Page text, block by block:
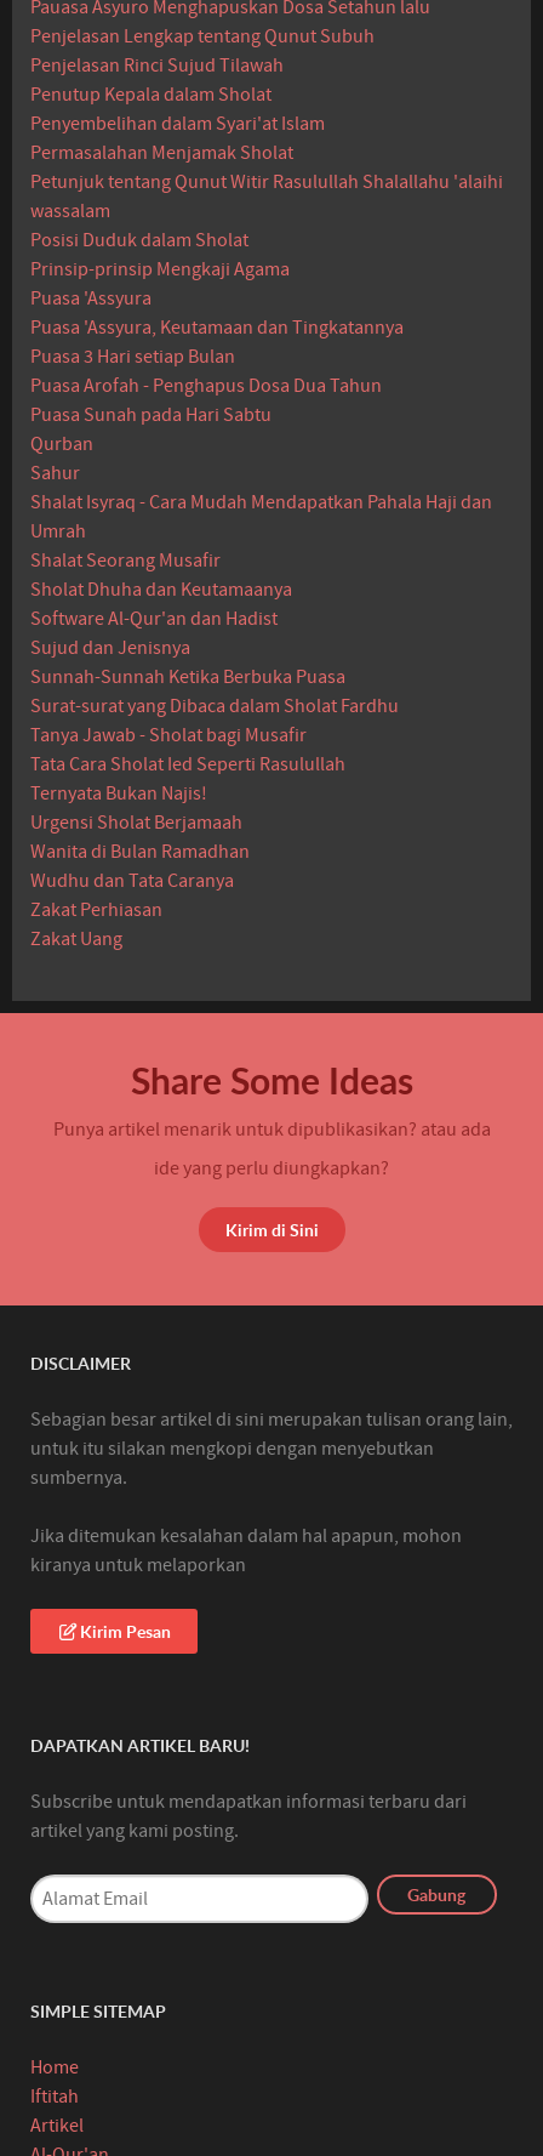
Pauasa Asyuro Menghapuskan Dosa Setahun lalu
Penjelasan Lengkap tentang Qunut Subuh
Penjelasan Rinci Sujud Tilawah
Penutup Kepala dalam Sholat
Penyembelihan dalam Syari'at Islam
Permasalahan Menjamak Sholat
Petunjuk tentang Qunut Witir Rasulullah Shalallahu 'alaihi
wassalam
Posisi Duduk dalam Sholat
Prinsip-prinsip Mengkaji Agama
Puasa 'Assyura
Puasa 'Assyura, Keutamaan dan Tingkatannya
Puasa 3 Hari setiap Bulan
Puasa Arofah - Penghapus Dosa Dua Tahun
Puasa Sunah pada Hari Sabtu
Qurban
Sahur
Shalat Isyraq - Cara Mudah Mendapatkan Pahala Haji dan
Umrah
Shalat Seorang Musafir
Sholat Dhuha dan Keutamaanya
Software Al-Qur'an dan Hadist
Sujud dan Jenisnya
Sunnah-Sunnah Ketika Berbuka Puasa
Surat-surat yang Dibaca dalam Sholat Fardhu
Tanya Jawab - Sholat bagi Musafir
Tata Cara Sholat Ied Seperti Rasulullah
Ternyata Bukan Najis!
Urgensi Sholat Berjamaah
Wanita di Bulan Ramadhan
Wudhu dan Tata Caranya
Zakat Perhiasan
Zakat Uang
Share Some Ideas
Punya artikel menarik untuk dipublikasikan? atau ada
ide yang perlu diungkapkan?
Kirim di Sini
DISCLAIMER
Sebagian besar artikel di sini merupakan tulisan orang lain,
untuk itu silakan mengkopi dengan menyebutkan
sumbernya.
Jika ditemukan kesalahan dalam hal apapun, mohon
kiranya untuk melaporkan
Kirim Pesan
DAPATKAN ARTIKEL BARU!
Subscribe untuk mendapatkan informasi terbaru dari
artikel yang kami posting.
SIMPLE SITEMAP
Home
Iftitah
Artikel